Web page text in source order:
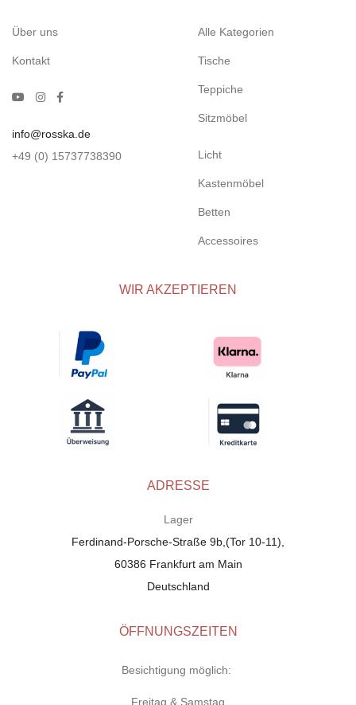
Über uns
Kontakt
info@rosska.de
+49 (0) 15737738390
Alle Kategorien
Tische
Teppiche
Sitzmöbel
Licht
Kastenmöbel
Betten
Accessoires
WIR AKZEPTIEREN
ADRESSE
Lager
Ferdinand-Porsche-Straße 9b,(Tor 10-11),
60386 Frankfurt am Main
Deutschland
ÖFFNUNGSZEITEN
Besichtigung möglich:
Freitag & Samstag